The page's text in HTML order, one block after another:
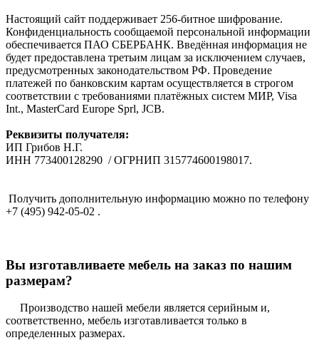
Настоящий сайт поддерживает 256-битное шифрование.
Конфиденциальность сообщаемой персональной информации
обеспечивается ПАО СБЕРБАНК. Введённая информация не
будет предоставлена третьим лицам за исключением случаев,
предусмотренных законодательством РФ. Проведение
платежей по банковским картам осуществляется в строгом
соответствии с требованиями платёжных систем МИР, Visa
Int., MasterCard Europe Sprl, JCB.
Реквизиты получателя:
ИП Грибов Н.Г.
ИНН 773400128290 / ОГРНИП 315774600198017.
Получить дополнительную информацию можно по телефону
+7 (495) 942-05-02 .
Вы изготавливаете мебель на заказ по нашим
размерам?
Производство нашей мебели является серийным и,
соответственно, мебель изготавливается только в
определенных размерах.